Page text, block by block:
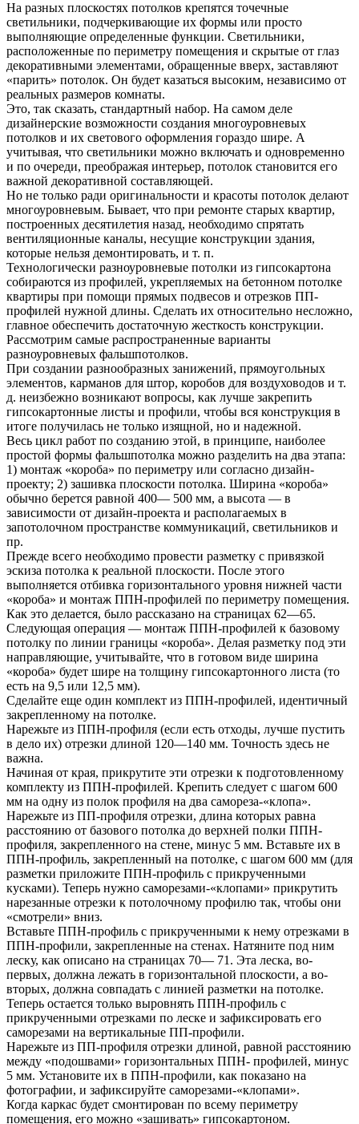
На разных плоскостях потолков крепятся точечные
светильники, подчеркивающие их формы или просто
выполняющие определенные функции. Светильники,
расположенные по периметру помещения и скрытые от глаз
декоративными элементами, обращенные вверх, заставляют
«парить» потолок. Он будет казаться высоким, независимо от
реальных размеров комнаты.
Это, так сказать, стандартный набор. На самом деле
дизайнерские возможности создания многоуровневых
потолков и их светового оформления гораздо шире. А
учитывая, что светильники можно включать и одновременно
и по очереди, преображая интерьер, потолок становится его
важной декоративной составляющей.
Но не только ради оригинальности и красоты потолок делают
многоуровневым. Бывает, что при ремонте старых квартир,
построенных десятилетия назад, необходимо спрятать
вентиляционные каналы, несущие конструкции здания,
которые нельзя демонтировать, и т. п.
Технологически разноуровневые потолки из гипсокартона
собираются из профилей, укрепляемых на бетонном потолке
квартиры при помощи прямых подвесов и отрезков ПП-
профилей нужной длины. Сделать их относительно несложно,
главное обеспечить достаточную жесткость конструкции.
Рассмотрим самые распространенные варианты
разноуровневых фальшпотолков.
При создании разнообразных занижений, прямоугольных
элементов, карманов для штор, коробов для воздуховодов и т.
д. неизбежно возникают вопросы, как лучше закрепить
гипсокартонные листы и профили, чтобы вся конструкция в
итоге получилась не только изящной, но и надежной.
Весь цикл работ по созданию этой, в принципе, наиболее
простой формы фальшпотолка можно разделить на два этапа:
1) монтаж «короба» по периметру или согласно дизайн-
проекту; 2) зашивка плоскости потолка. Ширина «короба»
обычно берется равной 400— 500 мм, а высота — в
зависимости от дизайн-проекта и располагаемых в
запотолочном пространстве коммуникаций, светильников и
пр.
Прежде всего необходимо провести разметку с привязкой
эскиза потолка к реальной плоскости. После этого
выполняется отбивка горизонтального уровня нижней части
«короба» и монтаж ППН-профилей по периметру помещения.
Как это делается, было рассказано на страницах 62—65.
Следующая операция — монтаж ППН-профилей к базовому
потолку по линии границы «короба». Делая разметку под эти
направляющие, учитывайте, что в готовом виде ширина
«короба» будет шире на толщину гипсокартонного листа (то
есть на 9,5 или 12,5 мм).
Сделайте еще один комплект из ППН-профилей, идентичный
закрепленному на потолке.
Нарежьте из ППН-профиля (если есть отходы, лучше пустить
в дело их) отрезки длиной 120—140 мм. Точность здесь не
важна.
Начиная от края, прикрутите эти отрезки к подготовленному
комплекту из ППН-профилей. Крепить следует с шагом 600
мм на одну из полок профиля на два самореза-«клопа».
Нарежьте из ПП-профиля отрезки, длина которых равна
расстоянию от базового потолка до верхней полки ППН-
профиля, закрепленного на стене, минус 5 мм. Вставьте их в
ППН-профиль, закрепленный на потолке, с шагом 600 мм (для
разметки приложите ППН-профиль с прикрученными
кусками). Теперь нужно саморезами-«клопами» прикрутить
нарезанные отрезки к потолочному профилю так, чтобы они
«смотрели» вниз.
Вставьте ППН-профиль с прикрученными к нему отрезками в
ППН-профили, закрепленные на стенах. Натяните под ним
леску, как описано на страницах 70— 71. Эта леска, во-
первых, должна лежать в горизонтальной плоскости, а во-
вторых, должна совпадать с линией разметки на потолке.
Теперь остается только выровнять ППН-профиль с
прикрученными отрезками по леске и зафиксировать его
саморезами на вертикальные ПП-профили.
Нарежьте из ПП-профиля отрезки длиной, равной расстоянию
между «подошвами» горизонтальных ППН- профилей, минус
5 мм. Установите их в ППН-профили, как показано на
фотографии, и зафиксируйте саморезами-«клопами».
Когда каркас будет смонтирован по всему периметру
помещения, его можно «зашивать» гипсокартоном.